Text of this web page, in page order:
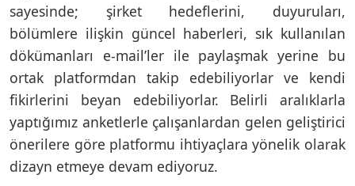
sayesinde; şirket hedeflerini, duyuruları,
bölümlere ilişkin güncel haberleri, sık kullanılan
dökümanları e-mail’ler ile paylaşmak yerine bu
ortak platformdan takip edebiliyorlar ve kendi
fikirlerini beyan edebiliyorlar. Belirli aralıklarla
yaptığımız anketlerle çalışanlardan gelen geliştirici
önerilere göre platformu ihtiyaçlara yönelik olarak
dizayn etmeye devam ediyoruz.